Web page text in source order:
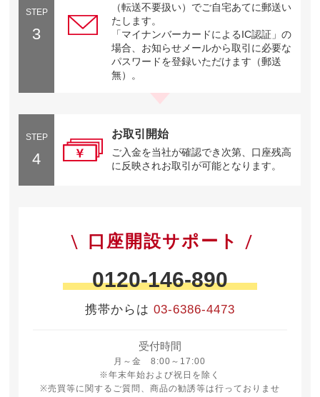
STEP
3
（転送不要扱い）でご自宅あてに郵送い
たします。
「マイナンバーカードによるIC認証」の
場合、お知らせメールから取引に必要な
パスワードを登録いただけます（郵送
無）。
STEP
4
お取引開始
ご入金を当社が確認でき次第、口座残高
に反映されお取引が可能となります。
口座開設サポート
0120-146-890
携帯からは 03-6386-4473
受付時間
月～金 8:00～17:00
月曜日から金曜日 8時から17時
※年末年始および祝日を除く
※売買等に関するご質問、商品の勧誘等は行っておりませ